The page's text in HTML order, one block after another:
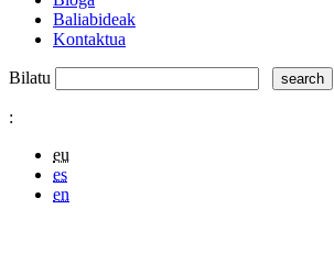
Baliabideak
Kontaktua
Bilatu
:
eu
es
en